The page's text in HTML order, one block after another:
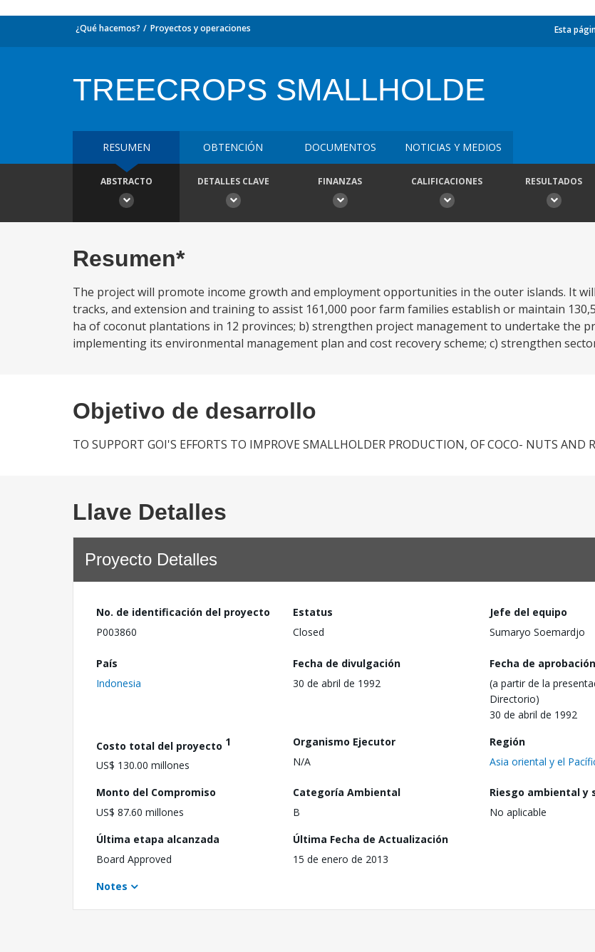
¿Qué hacemos? Proyectos y operaciones Esta
TREECROPS SMALLHOLDE
RESUMEN OBTENCIÓN DOCUMENTOS NOTICIAS Y MEDIOS
ABSTRACTO DETALLES CLAVE FINANZAS CALIFICACIONES RESULTADOS
Resumen*
The project will promote income growth and employment opportunities in the outer islands. It
tracks, and extension and training to assist 161,000 poor farm families establish or maintain
ha of coconut plantations in 12 provinces; b) strengthen project management to undertake the
implementing its environmental management plan and cost recovery scheme; c) strengthen
Objetivo de desarrollo
TO SUPPORT GOI'S EFFORTS TO IMPROVE SMALLHOLDER PRODUCTION, OF COCO- NUTS AND
Llave Detalles
Proyecto Detalles
No. de identificación del proyecto
P003860
Estatus
Closed
Jefe del equipo
Sumaryo Soemardjo
País
Indonesia
Fecha de divulgación
30 de abril de 1992
Fecha de aprobación
(a partir de la
Directorio)
30 de abril de 1992
Costo total del proyecto 1
US$ 130.00 millones
Organismo Ejecutor
N/A
Región
Asia oriental y el
Monto del Compromiso
US$ 87.60 millones
Categoría Ambiental
B
Riesgo ambiental y
No aplicable
Última etapa alcanzada
Board Approved
Última Fecha de Actualización
15 de enero de 2013
Notes